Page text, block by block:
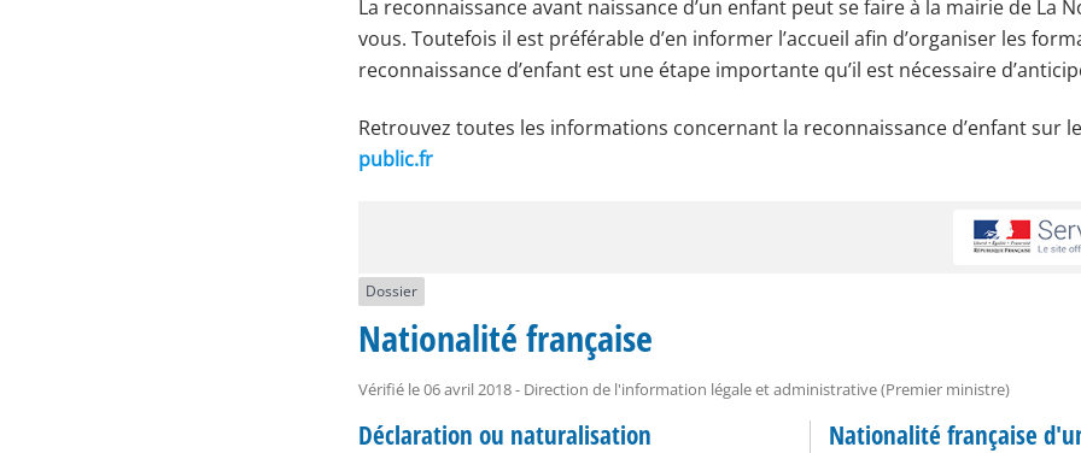
La reconnaissance avant naissance d’un enfant peut se faire à la mairie de La
vous. Toutefois il est préférable d’en informer l’accueil afin d’organiser les
reconnaissance d’enfant est une étape importante qu’il est nécessaire
Retrouvez toutes les informations concernant la reconnaissance d’enfant sur
public.fr
Dossier
Nationalité française
Vérifié le 06 avril 2018 - Direction de l'information légale et administrative (Premier ministre)
Déclaration ou naturalisation Nationalité française